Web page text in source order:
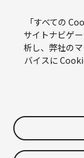
サポ
ブランドガイド
「すべての
サイトナビゲ
析し、弊社の
バイスに